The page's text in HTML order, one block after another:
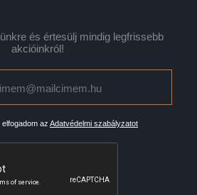
és értesülj mindig legfrissebb
akcióinkról!
az Adatvédelmi szabályzatot